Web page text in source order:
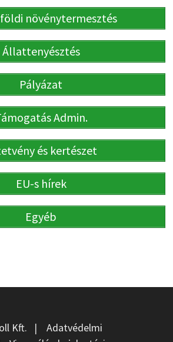
növénytermesztés
Állattenyésztés
Pályázat
Admin.
és kertészet
EU-s hírek
Egyéb
Kft. | Adatvédelmi